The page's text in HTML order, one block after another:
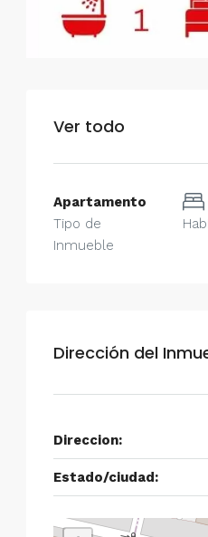
Ver todo
Apartamento
Tipo de
Inmueble
Dirección del
Direccion:
Estado/ciudad: